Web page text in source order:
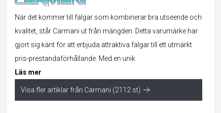
När det kommer till fälgar som kombinerar bra utseende och
kvalitet, står Carmani ut från mängden. Detta varumärke har
gjort sig känt för att erbjuda attraktiva fälgar till ett utmärkt
pris-prestandaförhållande. Med en unik
Läs mer
Visa fler artiklar från Carmani (2112 st)